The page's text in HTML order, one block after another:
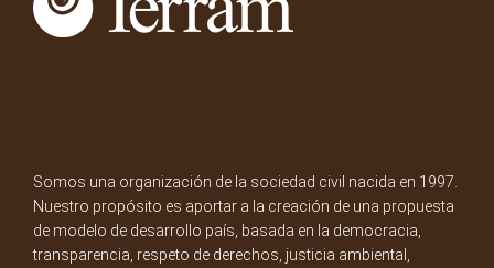
Somos una organización de la sociedad civil nacida en 1997.
Nuestro propósito es aportar a la creación de una propuesta
de modelo de desarrollo país, basada en la democracia,
transparencia, respeto de derechos, justicia ambiental,